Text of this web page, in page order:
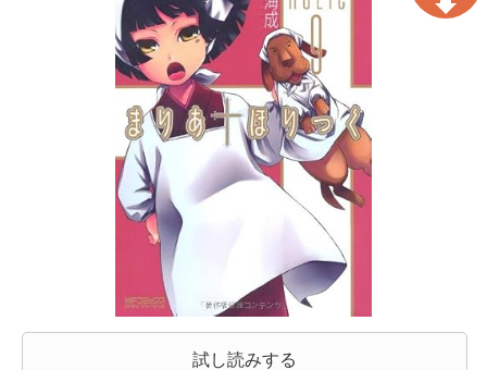
試し読みする